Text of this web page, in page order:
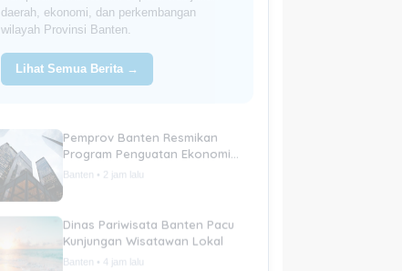
daerah, ekonomi, dan perkembangan
wilayah Provinsi Banten.
Lihat Semua Berita →
Pemprov Banten Resmikan
Program Penguatan Ekonomi
Banten • 2 jam lalu
Dinas Pariwisata Banten Pacu
Kunjungan Wisatawan Lokal
Banten • 4 jam lalu